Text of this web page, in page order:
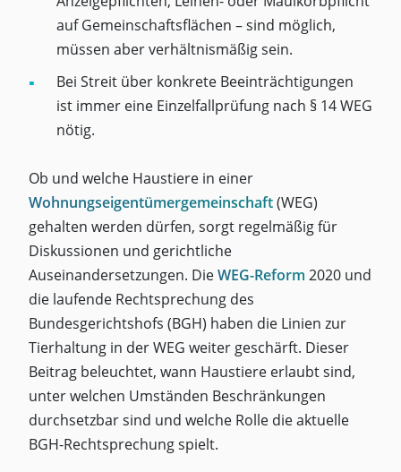
auf Gemeinschaftsflächen – sind möglich,
müssen aber verhältnismäßig sein.
Bei Streit über konkrete Beeinträchtigungen
ist immer eine Einzelfallprüfung nach § 14 WEG
nötig.
Ob und welche Haustiere in einer
Wohnungseigentümergemeinschaft(WEG)
gehalten werden dürfen, sorgt regelmäßig für
Diskussionen und gerichtliche
Auseinandersetzungen. DieWEG-Reform 2020 und
die laufende Rechtsprechung des
Bundesgerichtshofs (BGH) haben die Linien zur
Tierhaltung in der WEG weiter geschärft. Dieser
Beitrag beleuchtet, wann Haustiere erlaubt sind,
unter welchen Umständen Beschränkungen
durchsetzbar sind und welche Rolle die aktuelle
BGH-Rechtsprechung spielt.